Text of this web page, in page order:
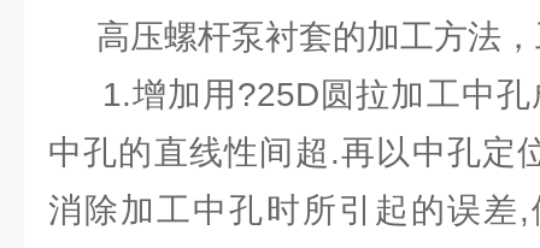
高压螺杆泵衬套的加工方法，
1.增加用?25D圆拉加工中孔
中孔的直线性间超.再以中孔定
消除加工中孔时所引起的误差